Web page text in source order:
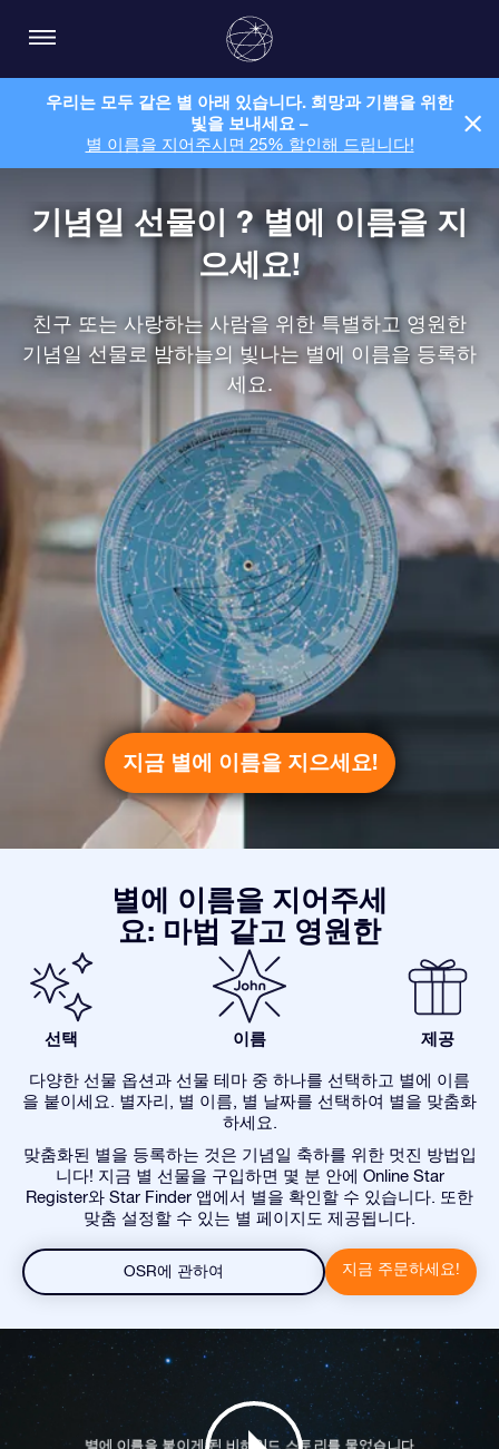
우리는 모두 같은 별 아래 있습니다. 희망과 기쁨을 위한
빛을 보내세요 –
별 이름을 지어주시면 25% 할인해 드립니다!
기념일 선물이 ? 별에 이름을 지
으세요!
친구 또는 사랑하는 사람을 위한 특별하고 영원한
기념일 선물로 밤하늘의 빛나는 별에 이름을 등록하
세요.
지금 별에 이름을 지으세요!
별에 이름을 지어주세
요: 마법 같고 영원한
선택 이름 제공
다양한 선물 옵션과 선물 테마 중 하나를 선택하고 별에 이름
을 붙이세요. 별자리, 별 이름, 별 날짜를 선택하여 별을 맞춤화
하세요.
맞춤화된 별을 등록하는 것은 기념일 축하를 위한 멋진 방법입
니다! 지금 별 선물을 구입하면 몇 분 안에 Online Star
Register와 Star Finder 앱에서 별을 확인할 수 있습니다. 또한
맞춤 설정할 수 있는 별 페이지도 제공됩니다.
OSR에 관하여 지금 주문하세요!